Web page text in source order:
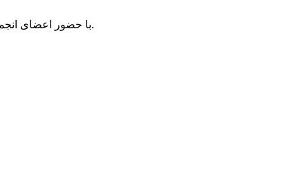
با حضور اعضای انجمن شعر و ادب شهرستان پارس آباد پس از مدتها وقفه، انتخابات این انجمن برگزار شد.